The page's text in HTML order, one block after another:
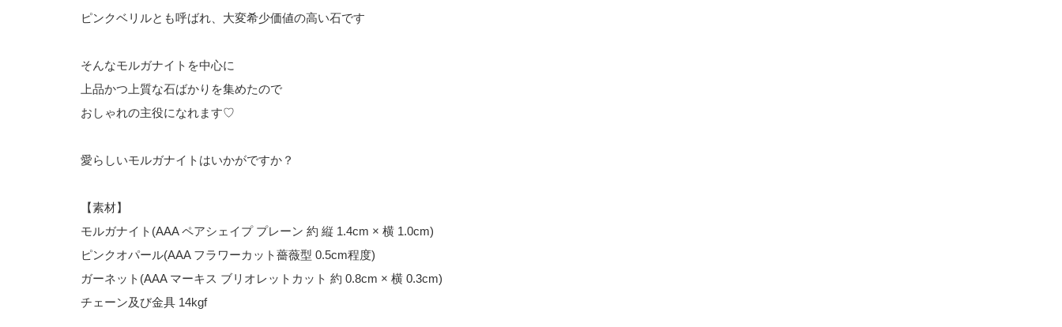
ピンクベリルとも呼ばれ、大変希少価値の高い石です
そんなモルガナイトを中心に
上品かつ上質な石ばかりを集めたので
おしゃれの主役になれます♡
愛らしいモルガナイトはいかがですか？
【素材】
モルガナイト(AAA ペアシェイプ プレーン 約 縦 1.4cm × 横 1.0cm)
ピンクオパール(AAA フラワーカット薔薇型 0.5cm程度)
ガーネット(AAA マーキス ブリオレットカット 約 0.8cm × 横 0.3cm)
チェーン及び金具 14kgf